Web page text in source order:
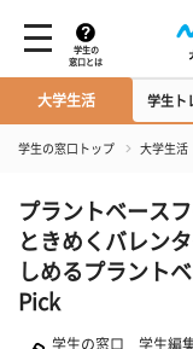
学生の
窓口とは
大学生活 学生ト
学生の窓口トップ 大学生活
プラントベース
ときめくバレン
しめるプラント
Pick
学生の窓口 学生編集